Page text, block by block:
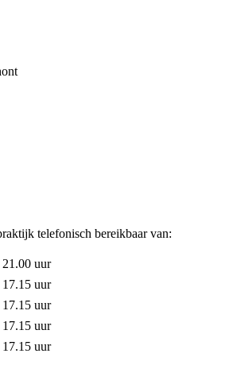
telefonisch bereikbaar van:
uur
uur
uur
uur
uur